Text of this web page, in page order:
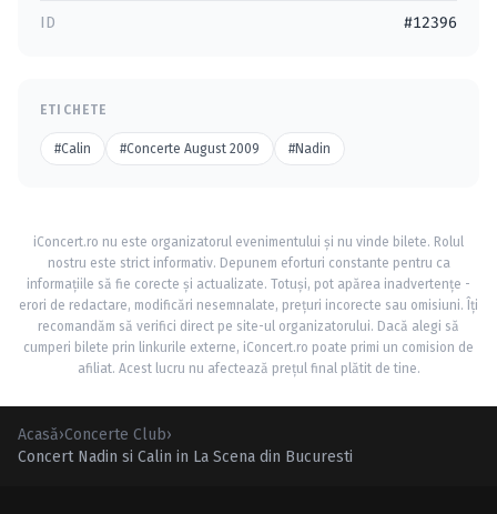
ID #12396
ETICHETE
#Calin #Concerte August 2009 #Nadin
iConcert.ro nu este organizatorul evenimentului și nu vinde bilete. Rolul
nostru este strict informativ. Depunem eforturi constante pentru ca
informațiile să fie corecte și actualizate. Totuși, pot apărea inadvertențe -
erori de redactare, modificări nesemnalate, prețuri incorecte sau omisiuni. Îți
recomandăm să verifici direct pe site-ul organizatorului. Dacă alegi să
cumperi bilete prin linkurile externe, iConcert.ro poate primi un comision de
afiliat. Acest lucru nu afectează prețul final plătit de tine.
Acasă›Concerte Club›
Concert Nadin si Calin in La Scena din Bucuresti